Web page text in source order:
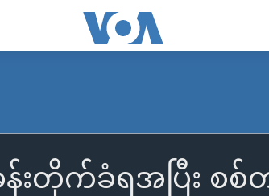
တိုက်ခံရအပြီး စစ်